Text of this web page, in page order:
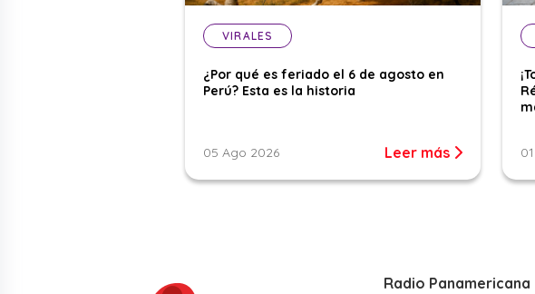
VIRALES
¿Por qué es feriado el 6 de agosto en
Perú? Esta es la historia
05 Ago 2026 Leer más
Radio Panamericana